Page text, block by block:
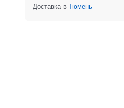
Доставка в Тюмень